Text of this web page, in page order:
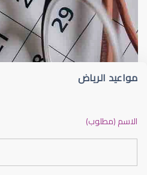
قلوبال لرعاية العين ضعف نظر
مواعيد الرياض
الاسم (مطلوب)